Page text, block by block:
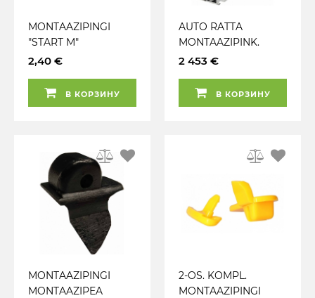
MONTAAZIPINGI
"START M"
MONTAAZIPEA
VELJEÄÄRT)
PLASTKATE JBM
2,40 €
В КОРЗИНУ
AUTO RATTA
MONTAAZIPINK.
KALLUTAV MAST TCS
RAKIS INVENTO
2 453 €
В КОРЗИНУ
MONTAAZIPINGI
MONTAAZIPEA
2-OS. KOMPL.
MONTAAZIPINGI